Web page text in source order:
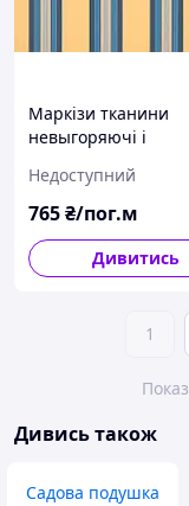
Маркізи тканини
невыгоряючі і
8222 ширина рулону
120см полоска
Недоступний
765₴/пог.м
Дивитись
1
Дивись також
Садова подушка